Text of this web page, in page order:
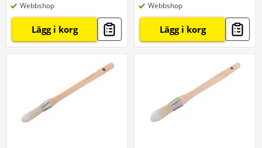
Webbshop
Lägg i korg
Webbshop
Lägg i korg